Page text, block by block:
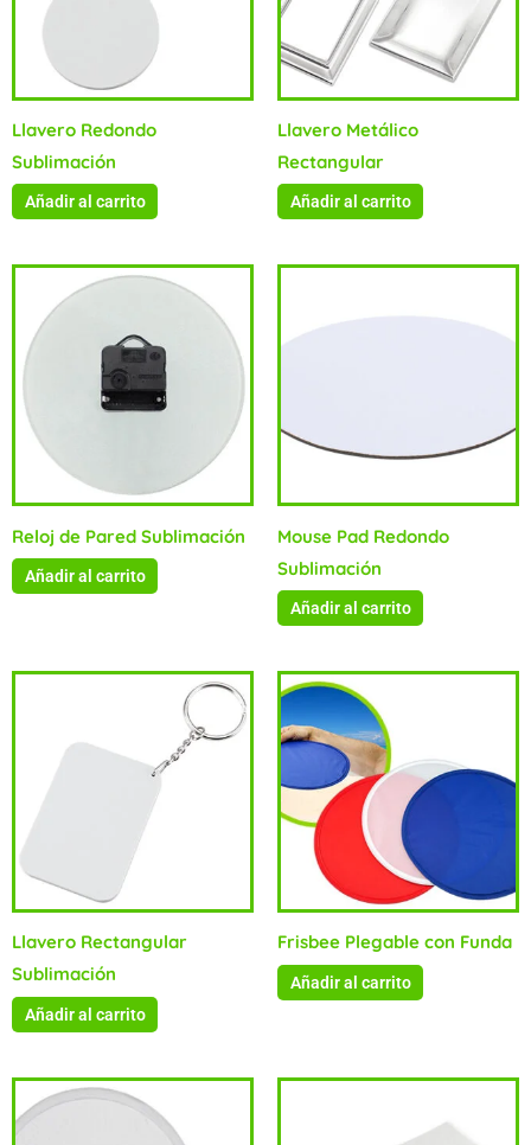
Llavero Redondo
Sublimación
Añadir al carrito
Llavero Metálico
Rectangular
Añadir al carrito
Reloj de Pared Sublimación
Añadir al carrito
Mouse Pad Redondo
Sublimación
Añadir al carrito
Llavero Rectangular
Sublimación
Añadir al carrito
Frisbee Plegable con Funda
Añadir al carrito